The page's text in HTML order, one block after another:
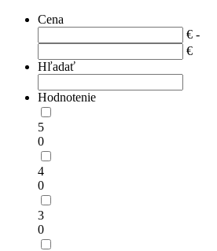
Cena
€ -
€
Hľadať
Hodnotenie
5
0
4
0
3
0